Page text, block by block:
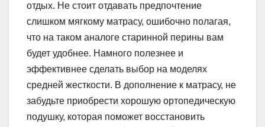
отдых. Не стоит отдавать предпочтение
слишком мягкому матрасу, ошибочно полагая,
что на таком аналоге старинной перины вам
будет удобнее. Намного полезнее и
эффективнее сделать выбор на моделях
средней жесткости. В дополнение к матрасу, не
забудьте приобрести хорошую ортопедическую
подушку, которая поможет восстановить